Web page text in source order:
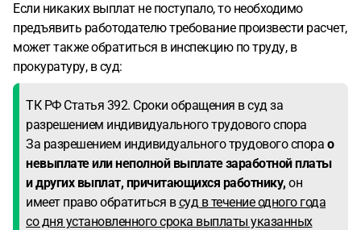
Если никаких выплат не поступало, то необходимо
предъявить работодателю требование произвести расчет,
может также обратиться в инспекцию по труду, в
прокуратуру, в суд:
ТК РФ Статья 392. Сроки обращения в суд за
разрешением индивидуального трудового спора
За разрешением индивидуального трудового спора о
невыплате или неполной выплате заработной платы
и других выплат, причитающихся работнику, он
имеет право обратиться всуд в течение одного года
со дня установленного срока выплаты указанных